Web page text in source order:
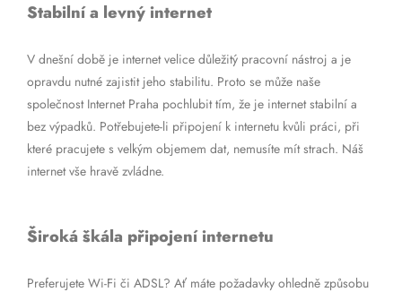
Stabilní a levný internet
V dnešní době je internet velice důležitý pracovní nástroj a je
opravdu nutné zajistit jeho stabilitu. Proto se může naše
společnost Internet Praha pochlubit tím, že je internet stabilní a
bez výpadků. Potřebujete-li připojení k internetu kvůli práci, při
které pracujete s velkým objemem dat, nemusíte mít strach. Náš
internet vše hravě zvládne.
Široká škála připojení internetu
Preferujete Wi-Fi či ADSL? Ať máte požadavky ohledně způsobu